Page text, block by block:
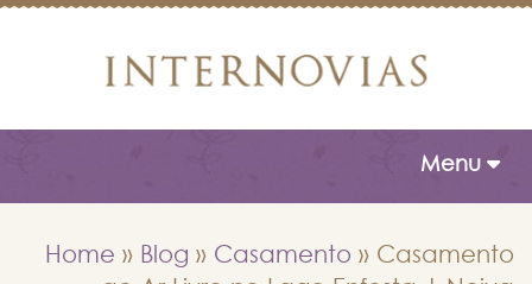
Toggle
Menu
Home » Blog » Casamento » Casamento